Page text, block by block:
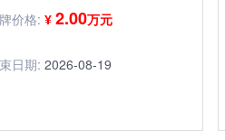
价格: ¥ 2.00万元
日期: 2026-08-19